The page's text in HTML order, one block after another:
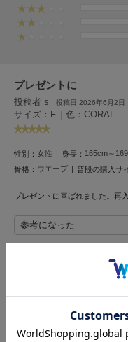
FURFUR
ファーファー
gelato pique
ジェラート ピケ
GELATO PIQUE CAT&DOG
gelato pique Sleep
GRAMICCI
グラミチ
ハンター
プレゼントに
投稿者 s 投稿日 2026年6月2日
サイズ：F | 色：CORAL
性別： 女性 身長： 165cm～
骨格： ウエーブ 普段の購入サ
プレゼントに喜ばれました。再
参考になった
レビュー投稿
レビューはマイペー